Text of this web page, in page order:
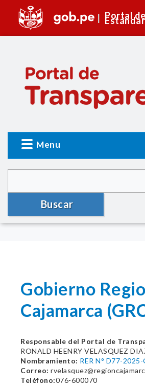
Portal
Estándar
Menu
Buscar
Gobierno
Cajamarca
Responsable del Portal de
RONALD HEENRY VELASQUEZ
Nombramiento: RER N° D77-
Correo:
Teléfono:076-600070